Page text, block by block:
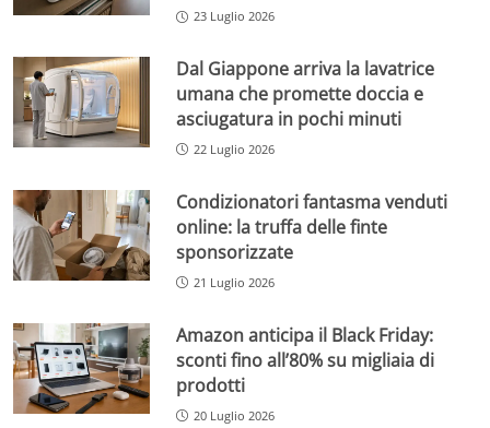
23 Luglio 2026
Dal Giappone arriva la lavatrice
umana che promette doccia e
asciugatura in pochi minuti
22 Luglio 2026
Condizionatori fantasma venduti
online: la truffa delle finte
sponsorizzate
21 Luglio 2026
Amazon anticipa il Black Friday:
sconti fino all’80% su migliaia di
prodotti
20 Luglio 2026